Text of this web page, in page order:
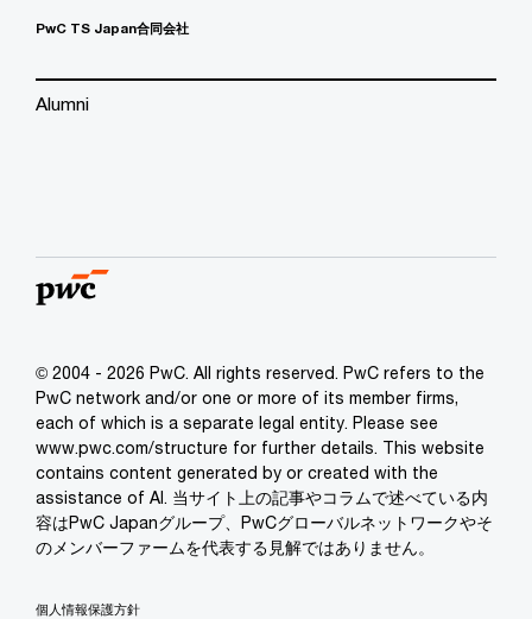
PwC TS Japan合同会社
Alumni
© 2004 - 2026 PwC. All rights reserved. PwC refers to the
PwC network and/or one or more of its member firms,
each of which is a separate legal entity. Please see
www.pwc.com/structure for further details. This website
contains content generated by or created with the
assistance of AI. 当サイト上の記事やコラムで述べている内
容はPwC Japanグループ、PwCグローバルネットワークやそ
のメンバーファームを代表する見解ではありません。
個人情報保護方針